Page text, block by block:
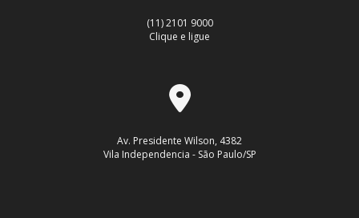
(11) 2101 9000
Clique e ligue
Av. Presidente Wilson, 4382
Vila Independencia - São Paulo/SP